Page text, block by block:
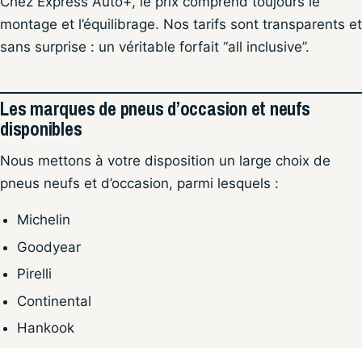
montage et l’équilibrage. Nos tarifs sont transparents et
sans surprise : un véritable forfait “all inclusive”.
Les marques de pneus d’occasion et neufs
disponibles
Nous mettons à votre disposition un large choix de
pneus neufs et d’occasion, parmi lesquels :
Michelin
Goodyear
Pirelli
Continental
Hankook